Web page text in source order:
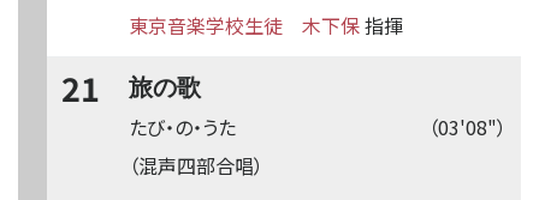
東京音楽学校生徒
木下保指揮
21 旅の歌
（03'08"）
たび・の・うた
（混声四部合唱）